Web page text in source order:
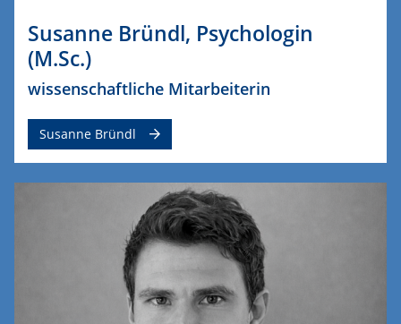
Susanne Bründl, Psychologin
(M.Sc.)
wissenschaftliche Mitarbeiterin
Susanne Bründl